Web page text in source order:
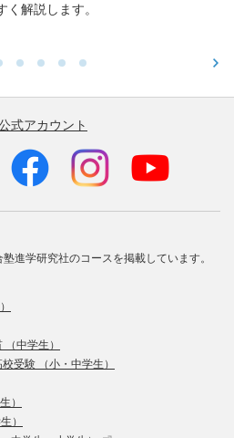
く解説します。
式アカウント
進学研究社のコースを掲載しています。
中学生）
受験 （小・中学生）
）
）